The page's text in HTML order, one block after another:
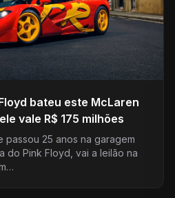
bateu este McLaren
vale R$ 175 milhões
passou 25 anos na garagem
do Pink Floyd, vai a leilão na